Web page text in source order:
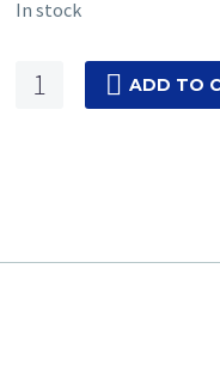
In stock
Gentleman
ADD TO